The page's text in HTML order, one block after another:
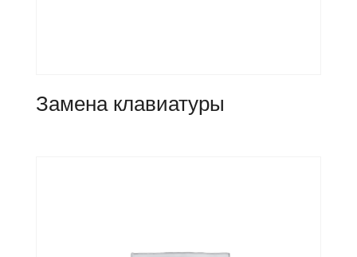
Замена клавиатуры